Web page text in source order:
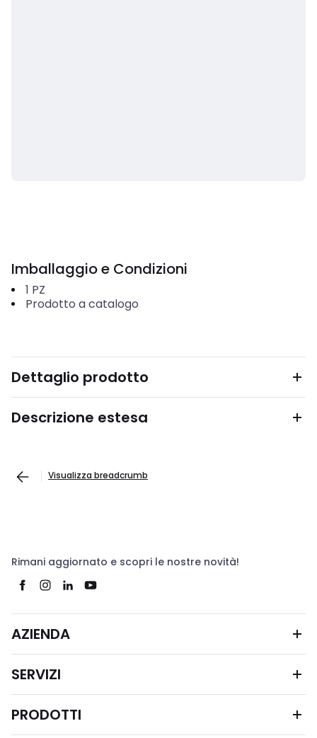
Imballaggio e Condizioni
1 PZ
Prodotto a catalogo
Dettaglio prodotto
Descrizione estesa
Visualizza breadcrumb
Rimani aggiornato e scopri le nostre novità!
AZIENDA
SERVIZI
PRODOTTI